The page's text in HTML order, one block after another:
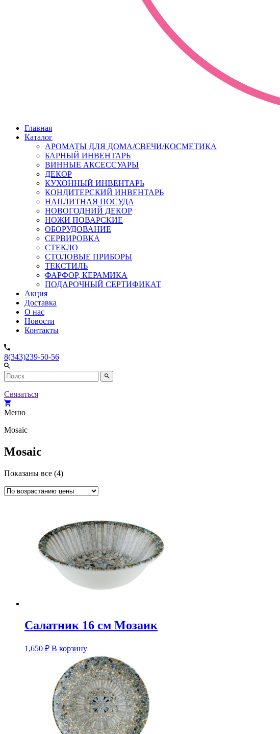
Главная
Каталог
АРОМАТЫ ДЛЯ ДОМА/СВЕЧИ/КОСМЕТИКА
БАРНЫЙ ИНВЕНТАРЬ
ВИННЫЕ АКСЕССУАРЫ
ДЕКОР
КУХОННЫЙ ИНВЕНТАРЬ
КОНДИТЕРСКИЙ ИНВЕНТАРЬ
НАПЛИТНАЯ ПОСУДА
НОВОГОДНИЙ ДЕКОР
НОЖИ ПОВАРСКИЕ
ОБОРУДОВАНИЕ
СЕРВИРОВКА
СТЕКЛО
СТОЛОВЫЕ ПРИБОРЫ
ТЕКСТИЛЬ
ФАРФОР, КЕРАМИКА
ПОДАРОЧНЫЙ СЕРТИФИКАТ
Акция
Доставка
О нас
Новости
Контакты
8(343)239-50-56
Связаться
Меню
Mosaic
Mosaic
Показаны все (4)
Салатник 16 см Мозаик
1,650 ₽ В корзину